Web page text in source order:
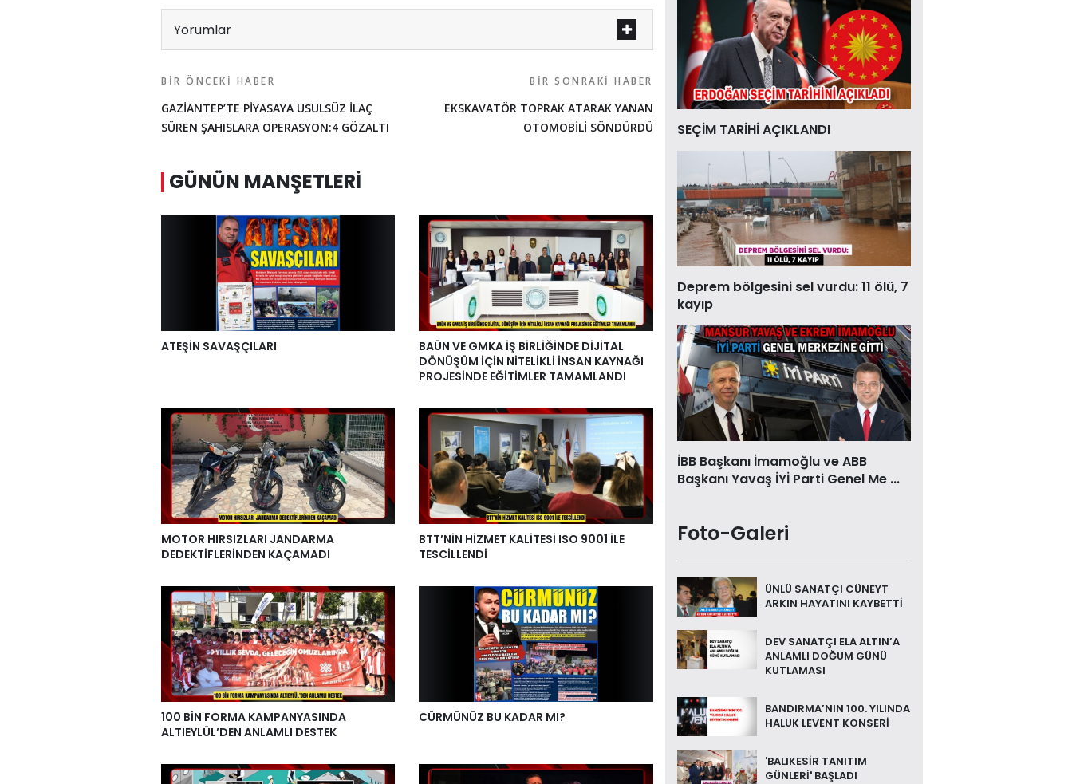
Yorumlar
BIR ÖNCEKI HABER
GAZİANTEP’TE PİYASAYA USULSÜZ İLAÇ
SÜREN ŞAHISLARA OPERASYON:4 GÖZALTI
BIR SONRAKI HABER
EKSKAVATÖR TOPRAK ATARAK YANAN
OTOMOBİLİ SÖNDÜRDÜ
GÜNÜN MANŞETLERI
ATEŞİN SAVAŞÇILARI
BAÜN VE GMKA İŞ BİRLİĞİNDE DİJİTAL
DÖNÜŞÜM İÇİN NİTELİKLİ İNSAN KAYNAĞI
PROJESİNDE EĞİTİMLER TAMAMLANDI
MOTOR HIRSIZLARI JANDARMA
DEDEKTİFLERİNDEN KAÇAMADI
BTT’NİN HİZMET KALİTESİ ISO 9001 İLE
TESCİLLENDİ
100 BİN FORMA KAMPANYASINDA
ALTIEYLÜL’DEN ANLAMLI DESTEK
CÜRMÜNÜZ BU KADAR MI?
SEÇİM TARİHİ AÇIKLANDI
Deprem bölgesini sel vurdu: 11 ölü, 7
kayıp
İBB Başkanı İmamoğlu ve ABB
Başkanı Yavaş İYİ Parti Genel Me ...
Foto-Galeri
ÜNLÜ SANATÇI CÜNEYT
ARKIN HAYATINI KAYBETTİ
DEV SANATÇI ELA ALTIN’A
ANLAMLI DOĞUM GÜNÜ
KUTLAMASI
BANDIRMA’NIN 100. YILINDA
HALUK LEVENT KONSERİ
'BALIKESİR TANITIM
GÜNLERİ' BAŞLADI